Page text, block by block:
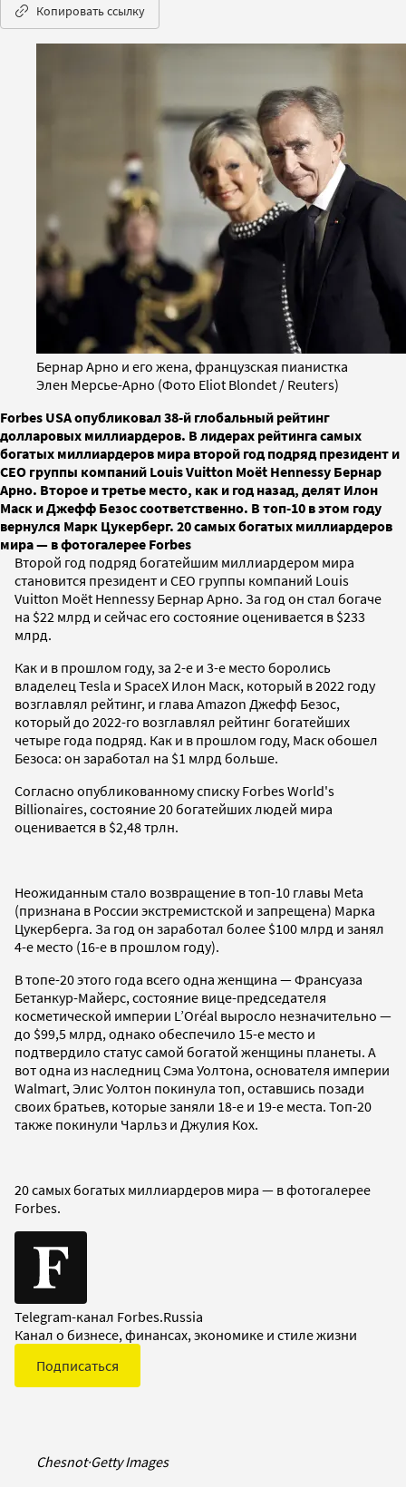
Копировать ссылку
Бернар Арно и его жена, французская пианистка
Элен Мерсье-Арно (Фото Eliot Blondet / Reuters)
Forbes USA опубликовал 38-й глобальный рейтинг
долларовых миллиардеров. В лидерах рейтинга самых
богатых миллиардеров мира второй год подряд президент и
CEO группы компаний Louis Vuitton Moët Hennessy Бернар
Арно. Второе и третье место, как и год назад, делят Илон
Маск и Джефф Безос соответственно. В топ-10 в этом году
вернулся Марк Цукерберг. 20 самых богатых миллиардеров
мира — в фотогалерее Forbes
Второй год подряд богатейшим миллиардером мира
становится президент и CEO группы компаний Louis
Vuitton Moët Hennessy Бернар Арно. За год он стал богаче
на $22 млрд и сейчас его состояние оценивается в $233
млрд.
Как и в прошлом году, за 2-е и 3-е место боролись
владелец Tesla и SpaceX Илон Маск, который в 2022 году
возглавлял рейтинг, и глава Amazon Джефф Безос,
который до 2022-го возглавлял рейтинг богатейших
четыре года подряд. Как и в прошлом году, Маск обошел
Безоса: он заработал на $1 млрд больше.
Согласно опубликованному списку Forbes World's
Billionaires, состояние 20 богатейших людей мира
оценивается в $2,48 трлн.
Неожиданным стало возвращение в топ-10 главы Meta
(признана в России экстремистской и запрещена) Марка
Цукерберга. За год он заработал более $100 млрд и занял
4-е место (16-е в прошлом году).
В топе-20 этого года всего одна женщина — Франсуаза
Бетанкур-Майерс, состояние вице-председателя
косметической империи L’Oréal выросло незначительно —
до $99,5 млрд, однако обеспечило 15-е место и
подтвердило статус самой богатой женщины планеты. А
вот одна из наследниц Сэма Уолтона, основателя империи
Walmart, Элис Уолтон покинула топ, оставшись позади
своих братьев, которые заняли 18-е и 19-е места. Топ-20
также покинули Чарльз и Джулия Кох.
20 самых богатых миллиардеров мира — в фотогалерее
Forbes.
Telegram-канал Forbes.Russia
Канал о бизнесе, финансах, экономике и стиле жизни
Подписаться
Chesnot·Getty Images